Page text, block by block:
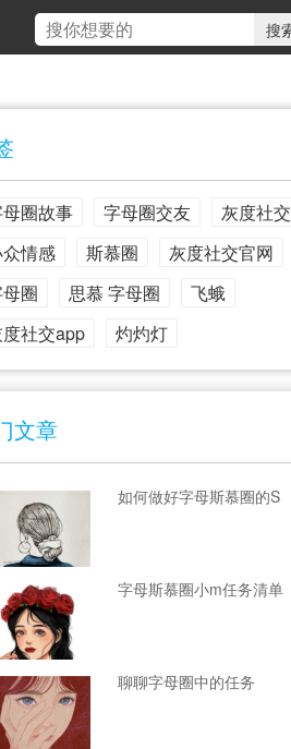
圈故事 字母圈交友
灰度社交
情感
斯慕圈
灰度社交官网
圈
思慕 字母圈
飞蛾
社交app
灼灼灯
文章
如何做好字母斯慕圈的S
字母斯慕圈小m任务清单
聊聊字母圈中的任务